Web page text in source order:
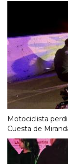
Motociclista
Cuesta de